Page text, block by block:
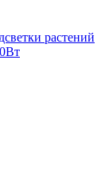
растений